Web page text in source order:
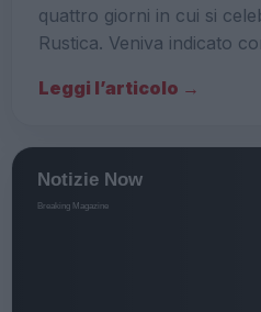
quattro giorni in cui si
Rustica. Veniva indicato
Leggi l’articolo →